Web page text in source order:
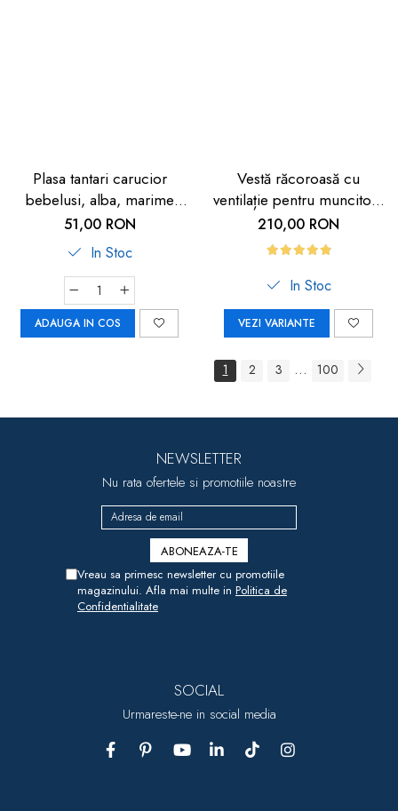
Plasa tantari carucior
bebelusi, alba, marime
universala, Reer BiteSafe
51,00 RON
In Stoc
ADAUGA IN COS
Vestă răcoroasă cu
ventilație pentru muncitori,
sportivi și HORECA
210,00 RON
In Stoc
VEZI VARIANTE
1 2 3 ... 100
NEWSLETTER
Nu rata ofertele si promotiile noastre
Vreau sa primesc newsletter cu promotiile
magazinului. Afla mai multe in Politica de
Confidentialitate
SOCIAL
Urmareste-ne in social media